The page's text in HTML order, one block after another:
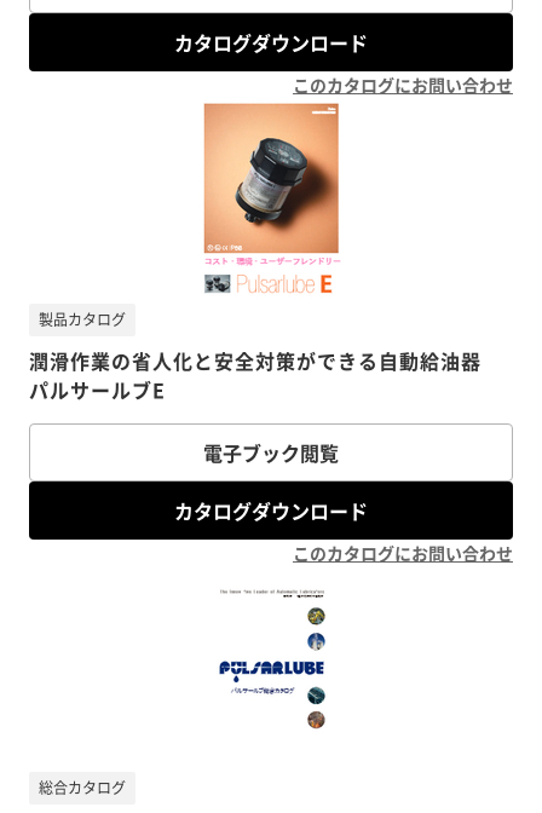
カタログダウンロード
このカタログにお問い合わせ
潤滑作業の省人化と安全対策ができる自動給油器
パルサールブE
製品カタログ
電子ブック閲覧
カタログダウンロード
このカタログにお問い合わせ
総合カタログ